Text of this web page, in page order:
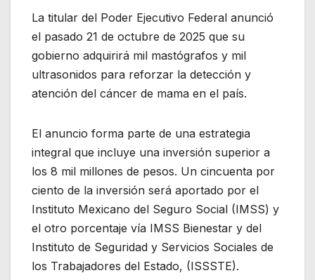
La titular del Poder Ejecutivo Federal anunció
el pasado 21 de octubre de 2025 que su
gobierno adquirirá mil mastógrafos y mil
ultrasonidos para reforzar la detección y
atención del cáncer de mama en el país.
El anuncio forma parte de una estrategia
integral que incluye una inversión superior a
los 8 mil millones de pesos. Un cincuenta por
ciento de la inversión será aportado por el
Instituto Mexicano del Seguro Social (IMSS) y
el otro porcentaje vía IMSS Bienestar y del
Instituto de Seguridad y Servicios Sociales de
los Trabajadores del Estado, (ISSSTE).